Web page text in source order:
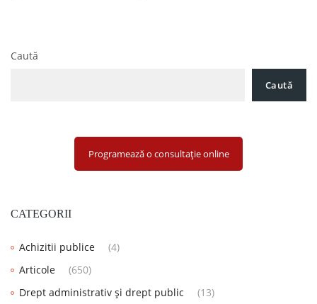
Caută
Caută
Programează o consultație online
CATEGORII
Achizitii publice
(4)
Articole
(650)
Drept administrativ și drept public
(13)